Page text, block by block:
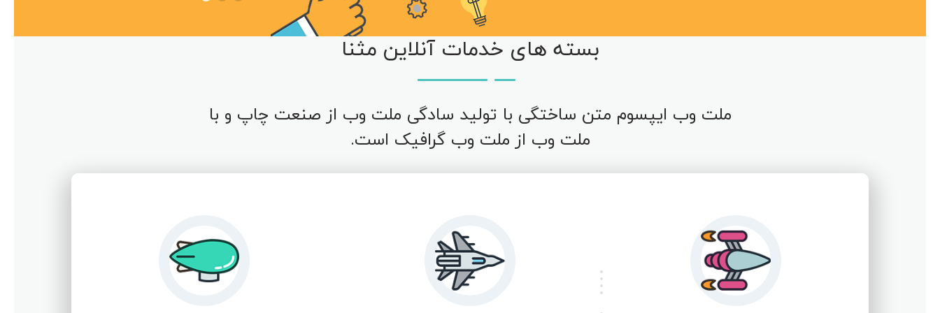
بسته های خدمات آنلاین مثنا
ملت وب ایپسوم متن ساختگی با تولید سادگی ملت وب از صنعت چاپ و با
ملت وب از ملت وب گرافیک است.